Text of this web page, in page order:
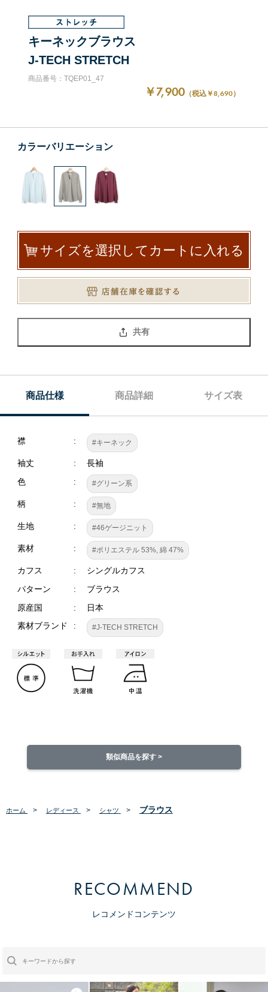
キーネックブラウス
J-TECH STRETCH
商品番号：TQEP01_47
￥7,900 （税込￥8,690）
カラーバリエーション
サイズを選択してカートに入れる
共有
商品仕様 商品詳細 サイズ表
襟 #キーネック
袖丈
長袖
色
#グリーン系
柄 #無地
生地 #46ゲージニット
素材 #ポリエステル 53%, 綿 47%
カフス
シングルカフス
パターン
ブラウス
原産国
日本
素材ブランド
#J-TECH STRETCH
類似商品を探す >
ホーム > レディース > シャツ > ブラウス
RECOMMEND
レコメンドコンテンツ